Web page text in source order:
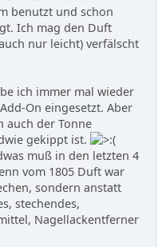
benutzt und schon
Ich mag den Duft
nur leicht) verfälscht
ich immer mal wieder
On eingesetzt. Aber
auch der Tonne
gekippt ist.
muß in den letzten 4
vom 1805 Duft war
sondern anstatt
stechendes,
Nagellackentferner